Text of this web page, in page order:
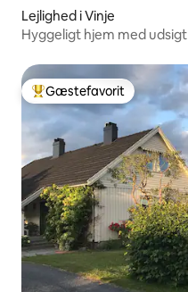
Lejlighed i Vinje
Hyggeligt hjem med udsigt
Bedste gæstefavorit
Gæstefavorit